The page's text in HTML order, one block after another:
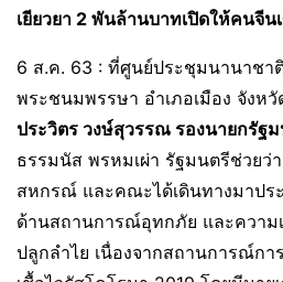
เยียวยา 2 พันล้านบาทเปิดให้คนจีน
6 ส.ค. 63 : ที่ศูนย์ประชุมนานาชา
พระชนมพรรษา อำเภอเมือง จังหวั
ประวิตร วงษ์สุวรรณ รองนายกรัฐ
ธรรมนัส พรหมเผ่า รัฐมนตรีช่วยว่
สหกรณ์ และคณะได้เดินทางมาปร
ด้านสถานการณ์อุทกภัย และความ
ปลูกลำไย เนื่องจากสถานการณ์ก